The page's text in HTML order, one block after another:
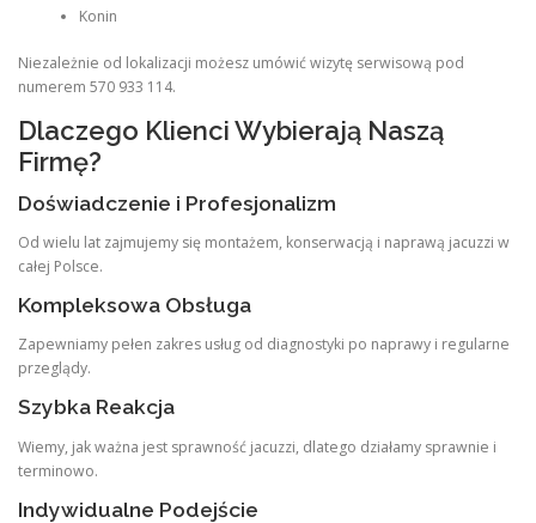
Konin
Niezależnie od lokalizacji możesz umówić wizytę serwisową pod
numerem 570 933 114.
Dlaczego Klienci Wybierają Naszą
Firmę?
Doświadczenie i Profesjonalizm
Od wielu lat zajmujemy się montażem, konserwacją i naprawą jacuzzi w
całej Polsce.
Kompleksowa Obsługa
Zapewniamy pełen zakres usług od diagnostyki po naprawy i regularne
przeglądy.
Szybka Reakcja
Wiemy, jak ważna jest sprawność jacuzzi, dlatego działamy sprawnie i
terminowo.
Indywidualne Podejście